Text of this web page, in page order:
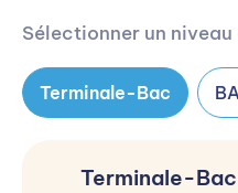
Sélectionner un niveau
Terminale-Bac
Terminale-Bac